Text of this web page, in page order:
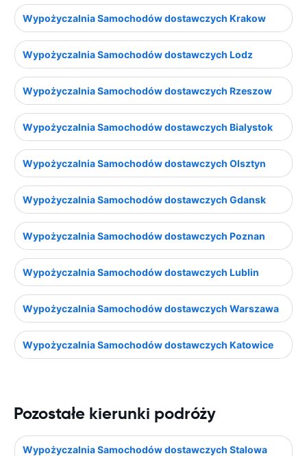
Wypożyczalnia Samochodów dostawczych Krakow
Wypożyczalnia Samochodów dostawczych Lodz
Wypożyczalnia Samochodów dostawczych Rzeszow
Wypożyczalnia Samochodów dostawczych Bialystok
Wypożyczalnia Samochodów dostawczych Olsztyn
Wypożyczalnia Samochodów dostawczych Gdansk
Wypożyczalnia Samochodów dostawczych Poznan
Wypożyczalnia Samochodów dostawczych Lublin
Wypożyczalnia Samochodów dostawczych Warszawa
Wypożyczalnia Samochodów dostawczych Katowice
Pozostałe kierunki podróży
Wypożyczalnia Samochodów dostawczych Stalowa